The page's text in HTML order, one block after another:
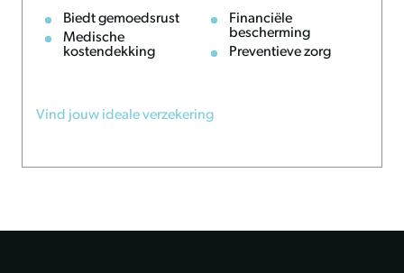
Biedt gemoedsrust
Medische
kostendekking
Financiële
bescherming
Preventieve zorg
Vind jouw ideale verzekering